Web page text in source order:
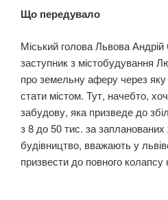
Що передувало
Міський голова Львова
заступник з містобудування
про земельну аферу через
стати містом. Тут, начебто,
забудову, яка призведе до
з 8 до 50 тис. за запланованих
будівництво, вважають у
призвести до повного колапсу